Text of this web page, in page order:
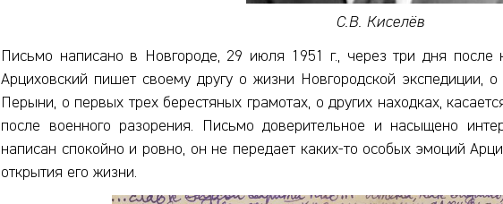
С.В. Киселёв
Письмо написано в Новгороде, 29 июля 1951 г., через три дня после
Арциховский пишет своему другу о жизни Новгородской экспедиции,
Перыни, о первых трех берестяных грамотах, о других находках,
после военного разорения. Письмо доверительное и насыщено
написан спокойно и ровно, он не передает каких-то особых эмоций
открытия его жизни.